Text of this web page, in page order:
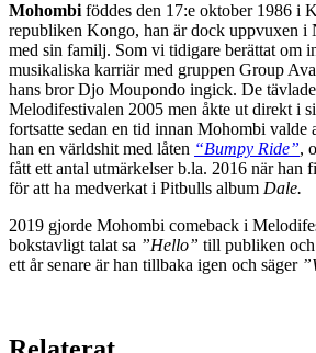
Mohombi föddes den 17:e oktober 1986 i
republiken Kongo, han är dock uppvuxen i
med sin familj. Som vi tidigare berättat om
musikaliska karriär med gruppen Group
hans bror Djo Moupondo ingick. De
Melodifestivalen 2005 men åkte ut direkt i
fortsatte sedan en tid innan Mohombi valde
han en världshit med låten “Bumpy Ride”,
fått ett antal utmärkelser b.la. 2016 när han
för att ha medverkat i Pitbulls album Dale.
2019 gjorde Mohombi comeback i
bokstavligt talat sa ”Hello” till publiken
ett år senare är han tillbaka igen och säger